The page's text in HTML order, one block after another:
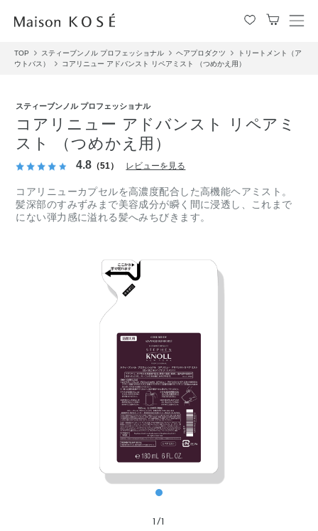
メ
ュ
TOP スティーブンノル プロフェッショナル ヘアプロダクツ
トリートメント（ア
ウトバス）
コアリニュー アドバンスト リペアミスト （つめかえ用）
スティーブンノル プロフェッショナル
コアリニュー アドバンスト リペアミ
スト （つめかえ用）
4.8 （51） レビューを見る
コアリニューカプセルを高濃度配合した高機能ヘアミスト。
髪深部のすみずみまで美容成分が瞬く間に浸透し、これまで
にない弾力感に溢れる髪へみちびきます。
1 /1